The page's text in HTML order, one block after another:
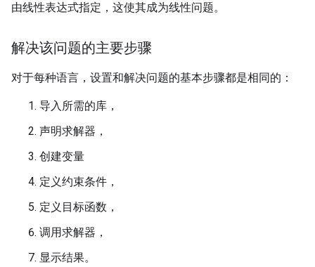
由线性表达式指定，这使其成为线性问题。
解决该问题的主要步骤
对于每种语言，设置和解决问题的基本步骤都是相同的：
导入所需的库，
声明求解器，
创建变量
定义约束条件，
定义目标函数，
调用求解器，
显示结果。